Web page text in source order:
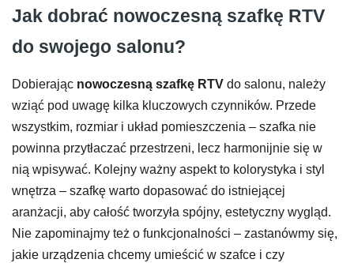
Jak dobrać nowoczesną szafkę RTV
do swojego salonu?
Dobierając nowoczesną szafkę RTV do salonu, należy
wziąć pod uwagę kilka kluczowych czynników. Przede
wszystkim, rozmiar i układ pomieszczenia – szafka nie
powinna przytłaczać przestrzeni, lecz harmonijnie się w
nią wpisywać. Kolejny ważny aspekt to kolorystyka i styl
wnętrza – szafkę warto dopasować do istniejącej
aranżacji, aby całość tworzyła spójny, estetyczny wygląd.
Nie zapominajmy też o funkcjonalności – zastanówmy się,
jakie urządzenia chcemy umieścić w szafce i czy